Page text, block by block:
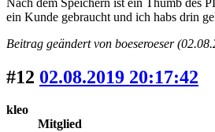
ein Kunde gebraucht und ich habs drin
Beitrag geändert von boeseroeser
#12 02.08.2019 20:17:42
kleo
Mitglied